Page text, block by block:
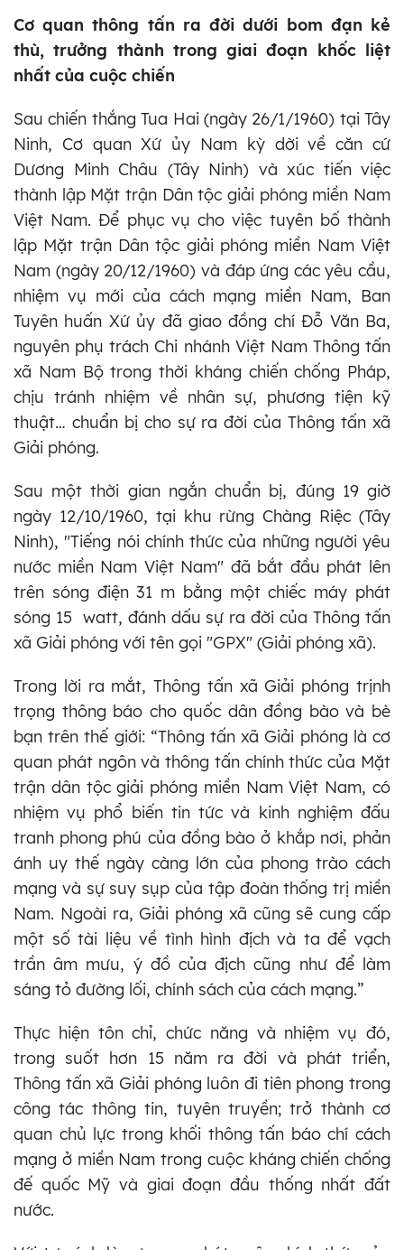
Cơ quan thông tấn ra đời dưới bom đạn kẻ
thù, trưởng thành trong giai đoạn khốc liệt
nhất của cuộc chiến
Sau chiến thắng Tua Hai (ngày 26/1/1960) tại Tây
Ninh, Cơ quan Xứ ủy Nam kỳ dời về căn cứ
Dương Minh Châu (Tây Ninh) và xúc tiến việc
thành lập Mặt trận Dân tộc giải phóng miền Nam
Việt Nam. Để phục vụ cho việc tuyên bố thành
lập Mặt trận Dân tộc giải phóng miền Nam Việt
Nam (ngày 20/12/1960) và đáp ứng các yêu cầu,
nhiệm vụ mới của cách mạng miền Nam, Ban
Tuyên huấn Xứ ủy đã giao đồng chí Đỗ Văn Ba,
nguyên phụ trách Chi nhánh Việt Nam Thông tấn
xã Nam Bộ trong thời kháng chiến chống Pháp,
chịu tránh nhiệm về nhân sự, phương tiện kỹ
thuật… chuẩn bị cho sự ra đời của Thông tấn xã
Giải phóng.
Sau một thời gian ngắn chuẩn bị, đúng 19 giờ
ngày 12/10/1960, tại khu rừng Chàng Riệc (Tây
Ninh), "Tiếng nói chính thức của những người yêu
nước miền Nam Việt Nam" đã bắt đầu phát lên
trên sóng điện 31 m bằng một chiếc máy phát
sóng 15 watt, đánh dấu sự ra đời của Thông tấn
xã Giải phóng với tên gọi "GPX" (Giải phóng xã).
Trong lời ra mắt, Thông tấn xã Giải phóng trịnh
trọng thông báo cho quốc dân đồng bào và bè
bạn trên thế giới: “Thông tấn xã Giải phóng là cơ
quan phát ngôn và thông tấn chính thức của Mặt
trận dân tộc giải phóng miền Nam Việt Nam, có
nhiệm vụ phổ biến tin tức và kinh nghiệm đấu
tranh phong phú của đồng bào ở khắp nơi, phản
ánh uy thế ngày càng lớn của phong trào cách
mạng và sự suy sụp của tập đoàn thống trị miền
Nam. Ngoài ra, Giải phóng xã cũng sẽ cung cấp
một số tài liệu về tình hình địch và ta để vạch
trần âm mưu, ý đồ của địch cũng như để làm
sáng tỏ đường lối, chính sách của cách mạng.”
Thực hiện tôn chỉ, chức năng và nhiệm vụ đó,
trong suốt hơn 15 năm ra đời và phát triển,
Thông tấn xã Giải phóng luôn đi tiên phong trong
công tác thông tin, tuyên truyền; trở thành cơ
quan chủ lực trong khối thông tấn báo chí cách
mạng ở miền Nam trong cuộc kháng chiến chống
đế quốc Mỹ và giai đoạn đầu thống nhất đất
nước.